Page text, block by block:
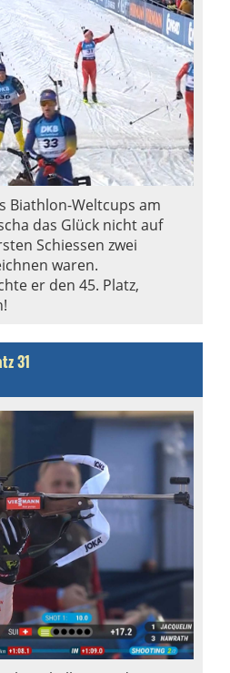
Biathlon-Weltcups am
das Glück nicht auf
Schiessen zwei
waren.
er den 45. Platz,
31